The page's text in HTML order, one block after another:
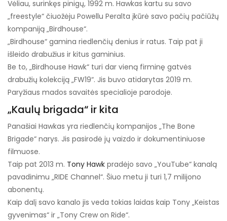
Vėliau, surinkęs pinigų, 1992 m. Hawkas kartu su savo
„freestyle“ čiuožėju Powellu Peralta įkūrė savo pačių pačiūžų
kompaniją „Birdhouse“.
„Birdhouse“ gamina riedlenčių denius ir ratus. Taip pat ji
išleido drabužius ir kitus gaminius.
Be to, „Birdhouse Hawk“ turi dar vieną firminę gatvės
drabužių kolekciją „FW19“. Jis buvo atidarytas 2019 m.
Paryžiaus mados savaitės specialioje parodoje.
„Kaulų brigada“ ir kita
Panašiai Hawkas yra riedlenčių kompanijos „The Bone
Brigade“ narys. Jis pasirodė jų vaizdo ir dokumentiniuose
filmuose.
Taip pat 2013 m. Tony Hawk pradėjo savo „YouTube“ kanalą
pavadinimu „RIDE Channel“. Šiuo metu ji turi 1,7 milijono
abonentų.
Kaip dalį savo kanalo jis veda tokias laidas kaip Tony „Keistas
gyvenimas“ ir „Tony Crew on Ride“.